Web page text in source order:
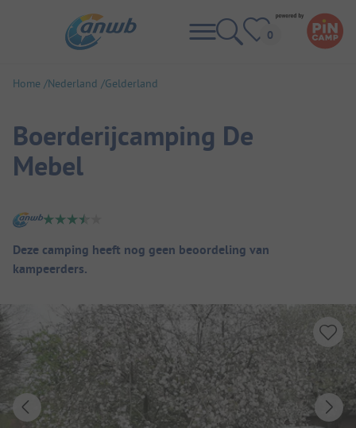
Home Nederland Gelderland
Boerderijcamping De
Mebel
Camping overzicht
Deze camping heeft nog geen beoordeling van
kampeerders.